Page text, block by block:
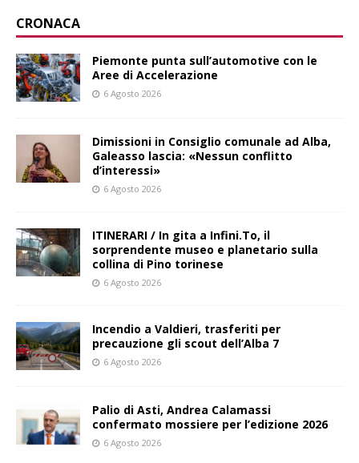
CRONACA
Piemonte punta sull’automotive con le
Aree di Accelerazione
6 Agosto 2026
Dimissioni in Consiglio comunale ad Alba,
Galeasso lascia: «Nessun conflitto
d’interessi»
6 Agosto 2026
ITINERARI / In gita a Infini.To, il
sorprendente museo e planetario sulla
collina di Pino torinese
6 Agosto 2026
Incendio a Valdieri, trasferiti per
precauzione gli scout dell’Alba 7
6 Agosto 2026
Palio di Asti, Andrea Calamassi
confermato mossiere per l’edizione 2026
6 Agosto 2026